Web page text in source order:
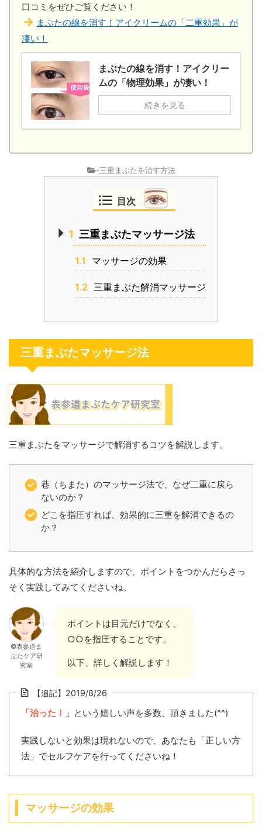
口コミをぜひご覧ください！
まぶたの線を消す！アイクリームの「二重効果」が
凄い！
まぶたの線を消す！アイクリー
ムの「物理効果」が凄い！
続きを見る
-三重まぶたを治す方法
目次
1 三重まぶたマッサージ法
1.1 マッサージの効果
1.2 三重まぶた解消マッサージ
三重まぶたマッサージ法
三重まぶたをマッサージで解消するコツを解説します。
巷（ちまた）のマッサージ法で、なぜ二重に戻ら
ないのか？
どこを指圧すれば、効果的に三重を解消できるの
か？
具体的な方法を紹介しますので、ポイントをつかんだらさっ
そく実践してみてくださいね。
©表参道ま
ぶたケア研
究室
ポイントは目元だけでなく、
○○を指圧することです。
以下、詳しく解説します！
【追記】2019/8/26
「治った！」 という嬉しい声を多数、頂きました(^^)
実践しないと効果は現れないので、あなたも「正しい方
法」でセルフケアを行ってくださいね！
マッサージの効果